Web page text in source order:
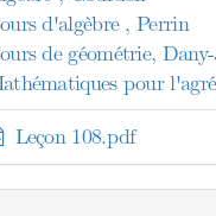
d'algèbre , Perrin
de géométrie,
pour
Leçon 108.pdf